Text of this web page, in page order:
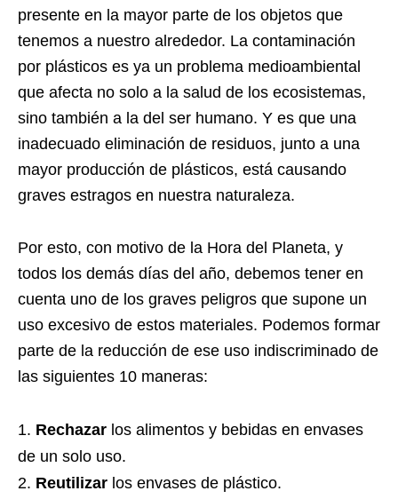
presente en la mayor parte de los objetos que
tenemos a nuestro alrededor. La contaminación
por plásticos es ya un problema medioambiental
que afecta no solo a la salud de los ecosistemas,
sino también a la del ser humano. Y es que una
inadecuado eliminación de residuos, junto a una
mayor producción de plásticos, está causando
graves estragos en nuestra naturaleza.
Por esto, con motivo de la Hora del Planeta, y
todos los demás días del año, debemos tener en
cuenta uno de los graves peligros que supone un
uso excesivo de estos materiales. Podemos formar
parte de la reducción de ese uso indiscriminado de
las siguientes 10 maneras:
Rechazar los alimentos y bebidas en envases
de un solo uso.
Reutilizar los envases de plástico.